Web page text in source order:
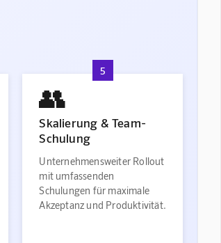
5
👥
Skalierung & Team-
Schulung
Unternehmensweiter Rollout
mit umfassenden
Schulungen für maximale
Akzeptanz und Produktivität.